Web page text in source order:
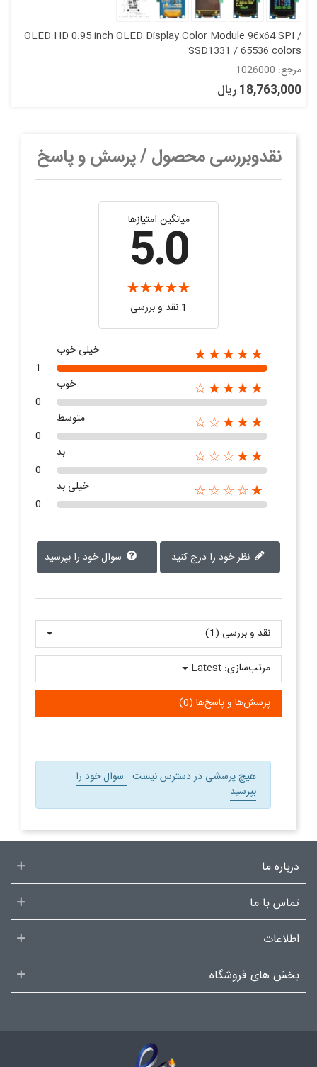
OLED HD 0.95 inch OLED Display Color Module 96x64 SPI /
SSD1331 / 65536 colors
مرجع: 1026000
18,763,000 ریال
نقدوبررسی محصول / پرسش و پاسخ
میانگین امتیازها
5.0
1 نقد و بررسی
★★★★★
خیلی خوب
1
★★★★☆
خوب
0
★★★☆☆
متوسط
0
★★☆☆☆
بد
0
★☆☆☆☆
خیلی بد
0
سوال خود را بپرسید
نقد و بررسی‌‌ (1)
پرسش‌ها و پاسخ‌ها (0)
مرتب‌سازی: Latest
هیچ پرسشی در دسترس نیست سوال خود را
بپرسید
درباره ما
تماس با ما
اطلاعات
بخش های فروشگاه